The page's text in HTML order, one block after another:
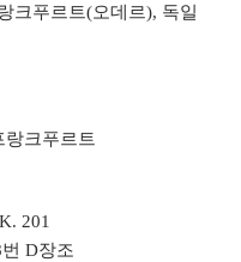
크푸르트(오데르), 독일
랑크푸르트
201
D장조